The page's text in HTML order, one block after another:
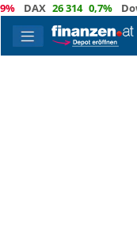
DAX 26 314 0,7% Dow